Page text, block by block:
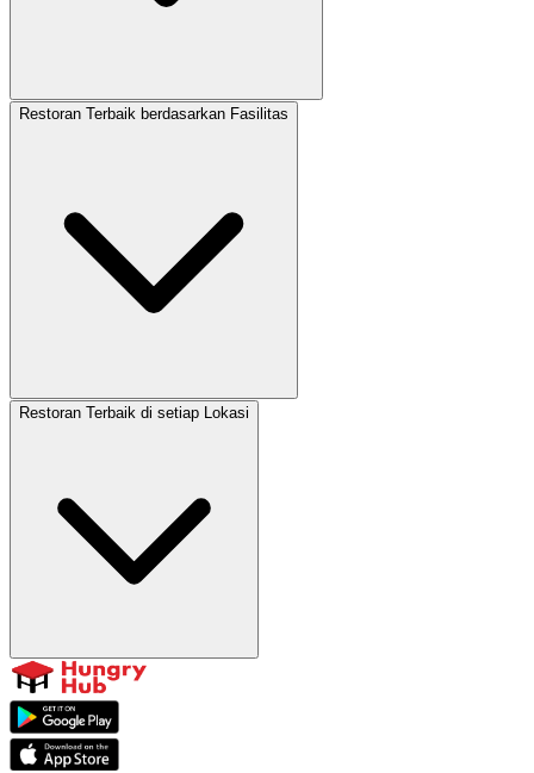
Restoran Terbaik berdasarkan Fasilitas
Restoran Terbaik di setiap Lokasi